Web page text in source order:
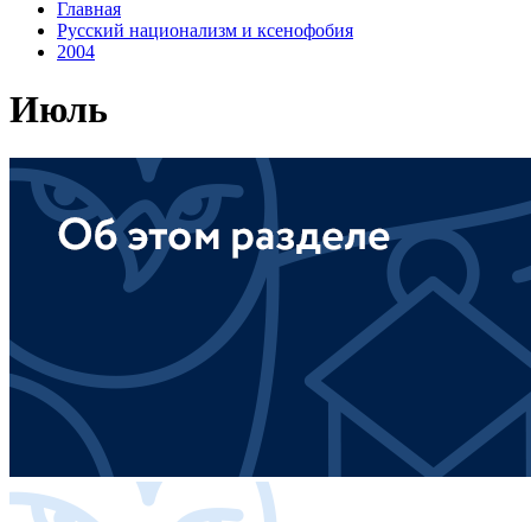
Главная
Русский национализм и ксенофобия
2004
Июль